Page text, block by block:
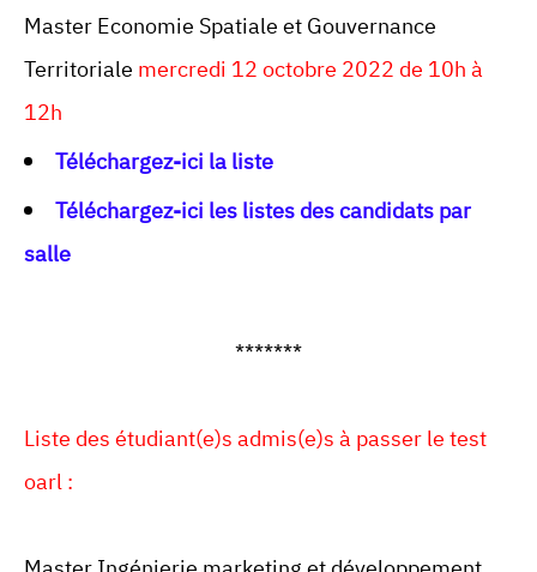
Master Economie Spatiale et Gouvernance
Territoriale mercredi 12 octobre 2022 de 10h à
12h
Téléchargez-ici la liste
Téléchargez-ici les listes des candidats par
salle
*******
Liste des étudiant(e)s admis(e)s à passer le test
oarl :